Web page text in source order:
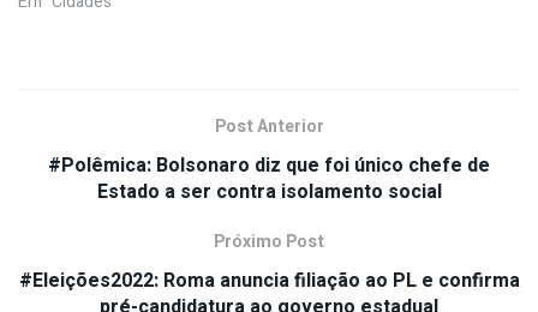
Post Anterior
#Polêmica: Bolsonaro diz que foi único chefe de
Estado a ser contra isolamento social
Próximo Post
#Eleições2022: Roma anuncia filiação ao PL e confirma